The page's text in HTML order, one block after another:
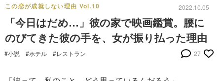
この恋が成就しない理由 Vol.10 2022.10.05
「今日はだめ…」彼の家で映画鑑賞。腰に
のびてきた彼の手を、女が振り払った理由
#小説 #ホテル #レストラン 27